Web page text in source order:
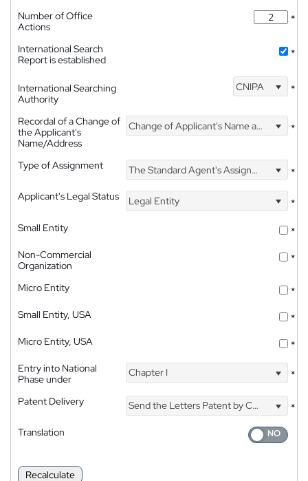
Number of Office
Actions
*
International Search
Report is established
*
International Searching
Authority
CNIPA *
Recordal of a Change of
the Applicant's
Name/Address
Change of Applicant's Name and Address *
Type of Assignment The Standard Agent's Assignment
*
Applicant's Legal Status
Legal Entity
*
Small Entity
*
Non-Commercial
Organization
*
Micro Entity
*
Small Entity, USA
*
Micro Entity, USA
*
Entry into National
Phase under
Chapter I *
Patent Delivery Send the Letters Patent by Courier
*
Translation
Recalculate